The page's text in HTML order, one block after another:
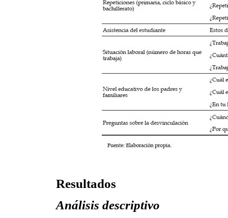
Resultados
Análisis descriptivo